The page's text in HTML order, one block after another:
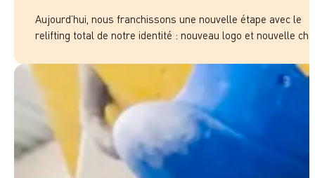
Aujourd’hui, nous franchissons une nouvelle étape avec le
relifting total de notre identité : nouveau logo et nouvelle